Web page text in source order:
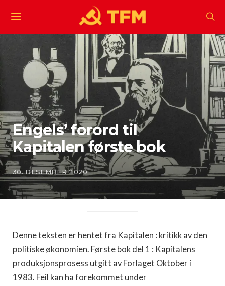
Engels’ forord til
Kapitalen første bok
30. DESEMBER 2020
Denne teksten er hentet fra Kapitalen : kritikk av den
politiske økonomien. Første bok del 1 : Kapitalens
produksjonsprosess utgitt av Forlaget Oktober i
1983. Feil kan ha forekommet under